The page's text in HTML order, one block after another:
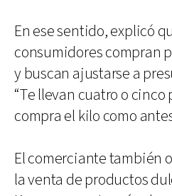
En ese sentido, explicó
consumidores compran
y buscan ajustarse a
“Te llevan cuatro o cinco
compra el kilo como
El comerciante también
la venta de productos